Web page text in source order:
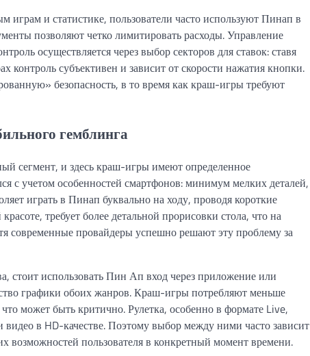
и статистике, пользователи часто используют Пинап в
позволяют четко лимитировать расходы. Управление
осуществляется через выбор секторов для ставок: ставя
субъективен и зависит от скорости нажатия кнопки.
безопасность, в то время как краш-игры требуют
гемблинга
сегмент, и здесь краш-игры имеют определенное
с учетом особенностей смартфонов: минимум мелких деталей,
играть в Пинап буквально на ходу, проводя короткие
требует более детальной прорисовки стола, что на
современные провайдеры успешно решают эту проблему за
стоит использовать Пин Ап вход через приложение или
графики обоих жанров. Краш-игры потребляют меньше
может быть критично. Рулетка, особенно в формате Live,
видео в HD-качестве. Поэтому выбор между ними часто зависит
возможностей пользователя в конкретный момент времени.